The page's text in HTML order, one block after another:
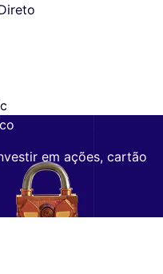
em ações, cartão